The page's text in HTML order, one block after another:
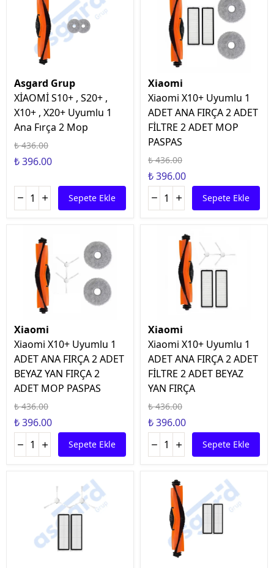
Asgard Grup
XİAOMİ S10+ , S20+ ,
X10+ , X20+ Uyumlu 1
Ana Fırça 2 Mop
₺ 436.00
₺ 396.00
Sepete Ekle
Xiaomi
Xiaomi X10+ Uyumlu 1
ADET ANA FIRÇA 2 ADET
FİLTRE 2 ADET MOP
PASPAS
₺ 436.00
₺ 396.00
Sepete Ekle
Xiaomi
Xiaomi X10+ Uyumlu 1
ADET ANA FIRÇA 2 ADET
BEYAZ YAN FIRÇA 2
ADET MOP PASPAS
₺ 436.00
₺ 396.00
Sepete Ekle
Xiaomi
Xiaomi X10+ Uyumlu 1
ADET ANA FIRÇA 2 ADET
FİLTRE 2 ADET BEYAZ
YAN FIRÇA
₺ 436.00
₺ 396.00
Sepete Ekle